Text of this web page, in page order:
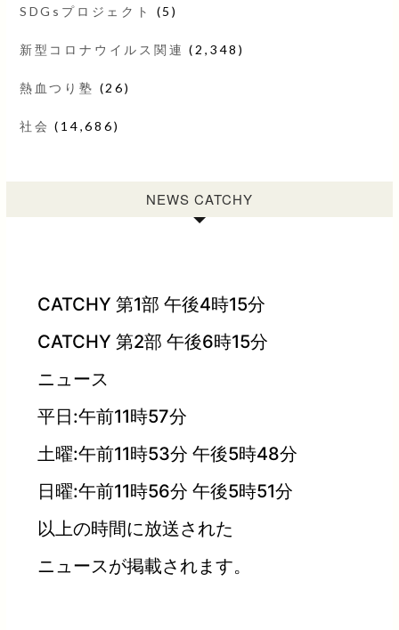
SDGsプロジェクト (5)
新型コロナウイルス関連 (2,348)
熱血つり塾 (26)
社会 (14,686)
NEWS CATCHY
CATCHY 第1部 午後4時15分
CATCHY 第2部 午後6時15分
ニュース
平日:午前11時57分
土曜:午前11時53分 午後5時48分
日曜:午前11時56分 午後5時51分
以上の時間に放送された
ニュースが掲載されます。